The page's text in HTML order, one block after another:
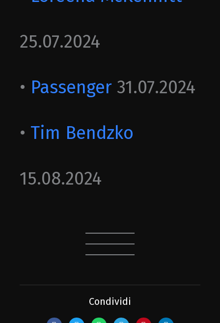
25.07.2024
• Passenger 31.07.2024
• Tim Bendzko
15.08.2024
Condividi